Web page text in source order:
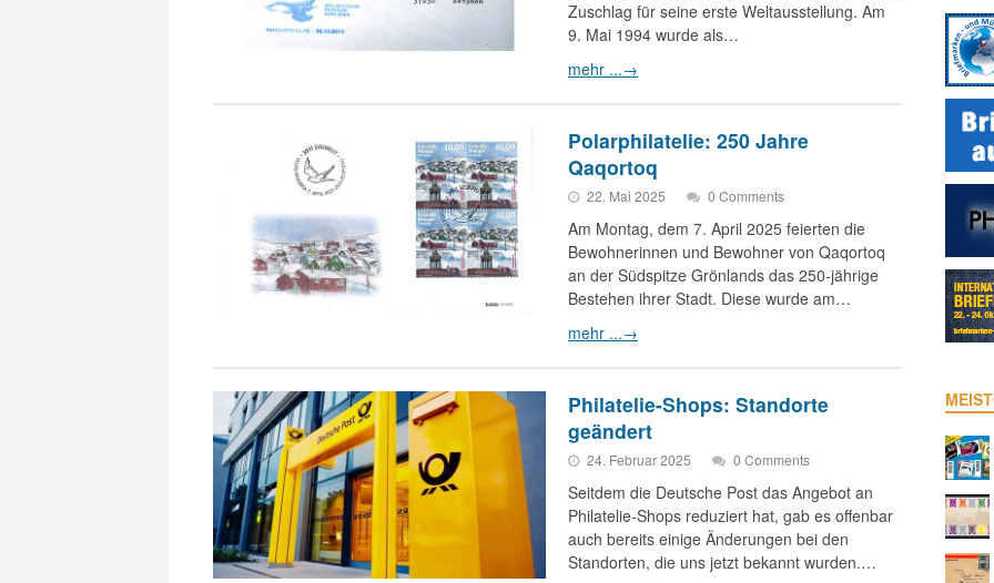
Zuschlag für seine erste Weltausstellung. Am
9. Mai 1994 wurde als…
mehr ...→
Polarphilatelie: 250 Jahre
Qaqortoq
22. Mai 2025 0 Comments
Am Montag, dem 7. April 2025 feierten die
Bewohnerinnen und Bewohner von Qaqortoq
an der Südspitze Grönlands das 250-jährige
Bestehen ihrer Stadt. Diese wurde am…
mehr ...→
Philatelie-Shops: Standorte
geändert
24. Februar 2025 0 Comments
Seitdem die Deutsche Post das Angebot an
Philatelie-Shops reduziert hat, gab es offenbar
auch bereits einige Änderungen bei den
Standorten, die uns jetzt bekannt wurden.…